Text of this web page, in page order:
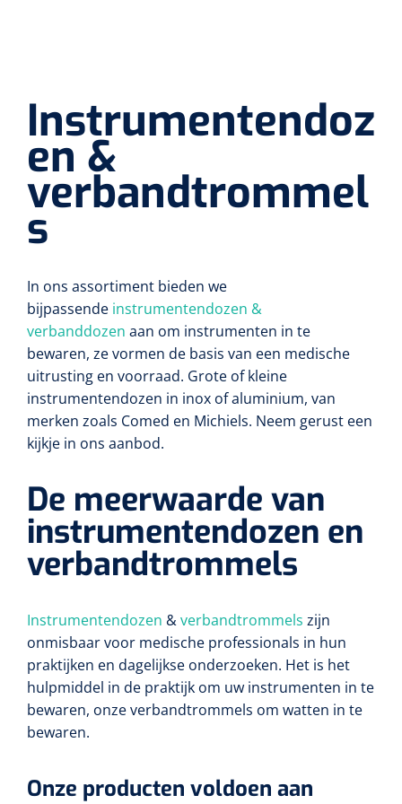
Reagentia
Serologie
Rapid tests
Toebehoren
Longfunctie
Diversen
Wearables
Alcoholmeter
Loopbruggen - en trappen
Evenwicht & coördinatie
Oefenbanden
Haarverzorging
Douche en bad
Diversen
Luchtverfrissers
Tubulaire verbanden
Elastische fixatiewindels
Steriele kits
Afdeklakens
Sondeerset
Hecht- & hechtverwijdersets
Instrumentensets
Chronische wondzorgproducten
Hydrocolloïden
Schuimverbanden
Hydrogel
Paraffine verbanden
Siliconen verbanden
Instrumentendoz
en &
verbandtrommel
s
In ons assortiment bieden we
bijpassende instrumentendozen &
verbanddozen aan om instrumenten in te
bewaren, ze vormen de basis van een medische
uitrusting en voorraad. Grote of kleine
instrumentendozen in inox of aluminium, van
merken zoals Comed en Michiels. Neem gerust een
kijkje in ons aanbod.
De meerwaarde van
instrumentendozen en
verbandtrommels
Instrumentendozen &verbandtrommels zijn
onmisbaar voor medische professionals in hun
praktijken en dagelijkse onderzoeken. Het is het
hulpmiddel in de praktijk om uw instrumenten in te
bewaren, onze verbandtrommels om watten in te
bewaren.
Onze producten voldoen aan